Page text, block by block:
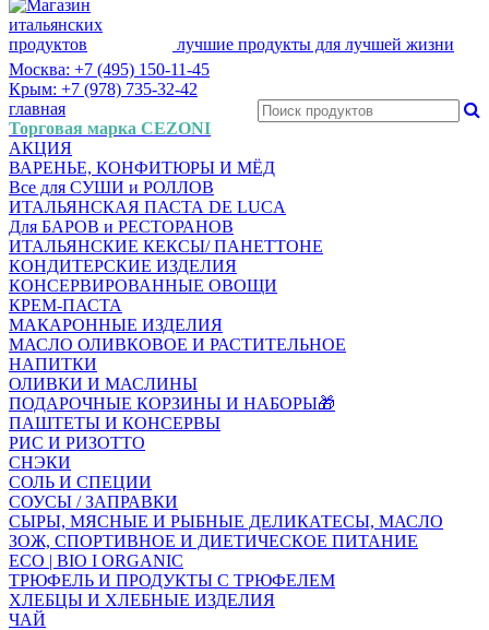
лучшие продукты для лучшей жизни
Москва: +7 (495) 150-11-45
Крым: +7 (978) 735-32-42
главная
Торговая марка CEZONI
АКЦИЯ
ВАРЕНЬЕ, КОНФИТЮРЫ И МЁД
Все для СУШИ и РОЛЛОВ
ИТАЛЬЯНСКАЯ ПАСТА DE LUCA
Для БАРОВ и РЕСТОРАНОВ
ИТАЛЬЯНСКИЕ КЕКСЫ/ ПАНЕТТОНЕ
КОНДИТЕРСКИЕ ИЗДЕЛИЯ
КОНСЕРВИРОВАННЫЕ ОВОЩИ
КРЕМ-ПАСТА
МАКАРОННЫЕ ИЗДЕЛИЯ
МАСЛО ОЛИВКОВОЕ И РАСТИТЕЛЬНОЕ
НАПИТКИ
ОЛИВКИ И МАСЛИНЫ
ПОДАРОЧНЫЕ КОРЗИНЫ И НАБОРЫ🎁
ПАШТЕТЫ И КОНСЕРВЫ
РИС И РИЗОТТО
СНЭКИ
СОЛЬ И СПЕЦИИ
СОУСЫ / ЗАПРАВКИ
СЫРЫ, МЯСНЫЕ И РЫБНЫЕ ДЕЛИКАТЕСЫ, МАСЛО
ЗОЖ, СПОРТИВНОЕ И ДИЕТИЧЕСКОЕ ПИТАНИЕ
ECO | BIO I ORGANIC
ТРЮФЕЛЬ И ПРОДУКТЫ С ТРЮФЕЛЕМ
ХЛЕБЦЫ И ХЛЕБНЫЕ ИЗДЕЛИЯ
ЧАЙ